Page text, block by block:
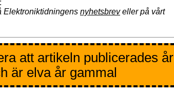
Elektroniktidningens nyhetsbreveller på vårt
att artikeln publicerades år
är elva år gammal